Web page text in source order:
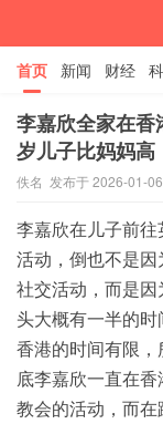
首页 新闻 财经
餐饮 娱乐 体育
李嘉欣全家在
岁儿子比妈妈高
佚名 发布于 2026-01-
李嘉欣在儿子前
活动，倒也不是
社交活动，而是
头大概有一半的
香港的时间有限
底李嘉欣一直在
教会的活动，而